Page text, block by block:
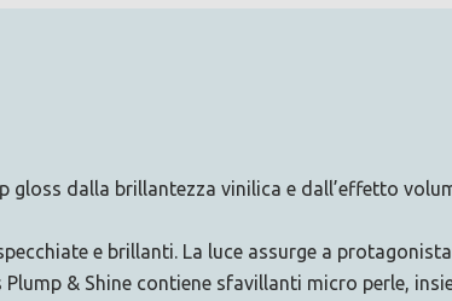
gloss dalla brillantezza vinilica e dall’effetto
e brillanti. La luce assurge a
Plump & Shine contiene sfavillanti micro perle,